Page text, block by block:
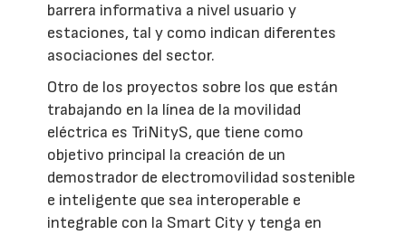
barrera informativa a nivel usuario y
estaciones, tal y como indican diferentes
asociaciones del sector.
Otro de los proyectos sobre los que están
trabajando en la línea de la movilidad
eléctrica es TriNityS, que tiene como
objetivo principal la creación de un
demostrador de electromovilidad sostenible
e inteligente que sea interoperable e
integrable con la Smart City y tenga en